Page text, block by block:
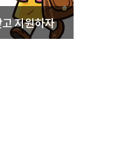
지원하자